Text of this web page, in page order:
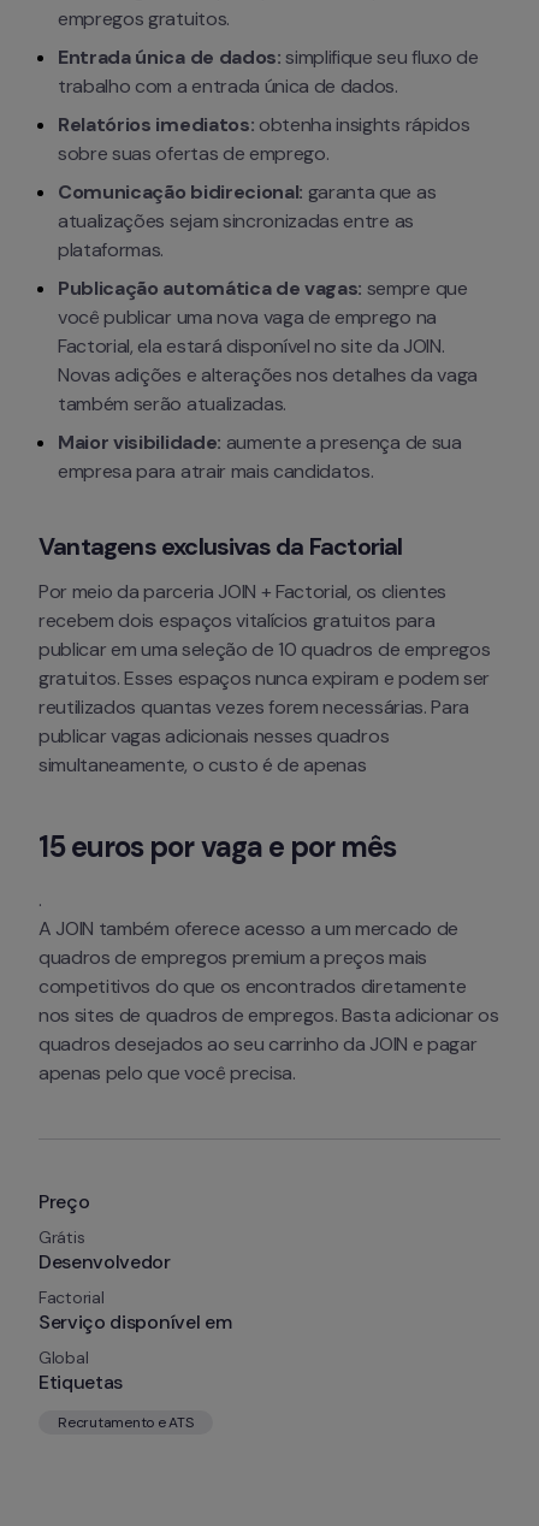
Preço
Grátis
Desenvolvedor
Factorial
Serviço disponível em
Global
Etiquetas
Recrutamento e ATS
empregos gratuitos.
Entrada única de dados: simplifique seu fluxo de
trabalho com a entrada única de dados.
Relatórios imediatos: obtenha insights rápidos
sobre suas ofertas de emprego.
Comunicação bidirecional: garanta que as
atualizações sejam sincronizadas entre as
plataformas.
Publicação automática de vagas: sempre que
você publicar uma nova vaga de emprego na
Factorial, ela estará disponível no site da JOIN.
Novas adições e alterações nos detalhes da vaga
também serão atualizadas.
Maior visibilidade: aumente a presença de sua
empresa para atrair mais candidatos.
Vantagens exclusivas da Factorial
Por meio da parceria JOIN + Factorial, os clientes
recebem dois espaços vitalícios gratuitos para
publicar em uma seleção de 10 quadros de empregos
gratuitos. Esses espaços nunca expiram e podem ser
reutilizados quantas vezes forem necessárias. Para
publicar vagas adicionais nesses quadros
simultaneamente, o custo é de apenas
15 euros por vaga e por mês
.
A JOIN também oferece acesso a um mercado de
quadros de empregos premium a preços mais
competitivos do que os encontrados diretamente
nos sites de quadros de empregos. Basta adicionar os
quadros desejados ao seu carrinho da JOIN e pagar
apenas pelo que você precisa.